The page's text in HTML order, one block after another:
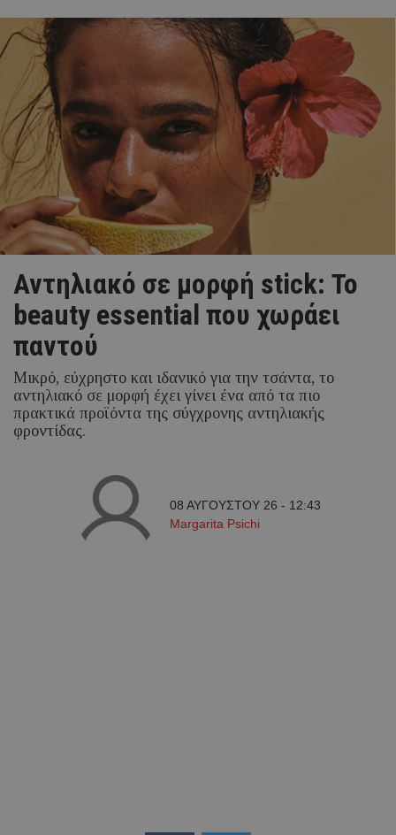
Αντηλιακό σε μορφή stick: Το
beauty essential που χωράει
παντού
Μικρό, εύχρηστο και ιδανικό για την τσάντα, το
αντηλιακό σε μορφή έχει γίνει ένα από τα πιο
πρακτικά προϊόντα της σύγχρονης αντηλιακής
φροντίδας.
08 ΑΥΓΟΥΣΤΟΥ 26 - 12:43
Margarita Psichi